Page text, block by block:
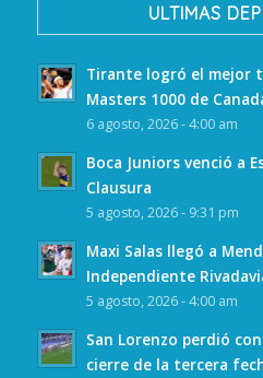
ULTIMAS
Tirante logró el mejor
Masters 1000 de
6 agosto, 2026 - 4:00 am
Boca Juniors venció a
Clausura
5 agosto, 2026 - 9:31 pm
Maxi Salas llegó a
Independiente
5 agosto, 2026 - 4:00 am
San Lorenzo perdió
cierre de la tercera